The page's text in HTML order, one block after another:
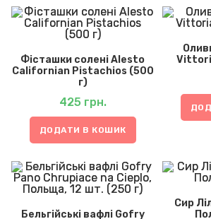
Фісташки солені Alesto
Californian Pistachios (500
г)
425 грн.
ДОДАТИ В КОШИК
Бельгійські вафлі Gofry
Сир